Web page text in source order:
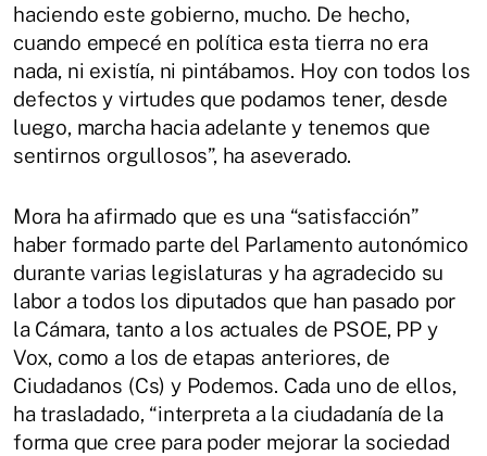
haciendo este gobierno, mucho. De hecho,
cuando empecé en política esta tierra no era
nada, ni existía, ni pintábamos. Hoy con todos los
defectos y virtudes que podamos tener, desde
luego, marcha hacia adelante y tenemos que
sentirnos orgullosos”, ha aseverado.
Mora ha afirmado que es una “satisfacción”
haber formado parte del Parlamento autonómico
durante varias legislaturas y ha agradecido su
labor a todos los diputados que han pasado por
la Cámara, tanto a los actuales de PSOE, PP y
Vox, como a los de etapas anteriores, de
Ciudadanos (Cs) y Podemos. Cada uno de ellos,
ha trasladado, “interpreta a la ciudadanía de la
forma que cree para poder mejorar la sociedad